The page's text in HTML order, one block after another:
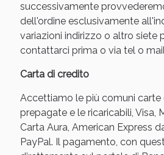
successivamente
dell'ordine esclusivamente
variazioni indirizzo o altro siete
contattarci prima o via tel o
Carta di credito
Accettiamo le più comuni carte
prepagate e le ricaricabili, Visa,
Carta Aura, American Express
PayPal. Il pagamento, con
Benessere Intestinale: Sconto
oggi!